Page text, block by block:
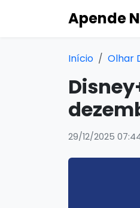
Apende
Início Olhar
29/12/2025